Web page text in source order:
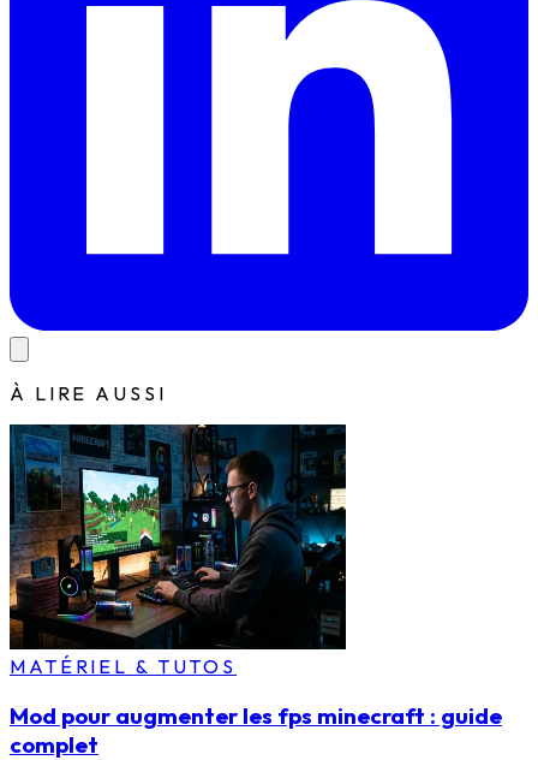
À LIRE AUSSI
MATÉRIEL & TUTOS
Mod pour augmenter les fps minecraft : guide
complet